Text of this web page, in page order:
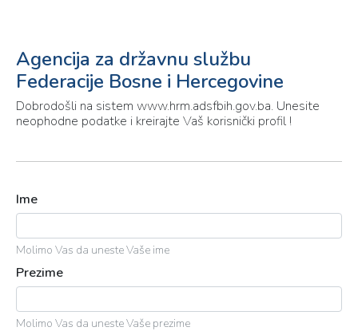
Agencija za državnu službu
Federacije Bosne i Hercegovine
Dobrodošli na sistem www.hrm.adsfbih.gov.ba. Unesite
neophodne podatke i kreirajte Vaš korisnički profil !
Ime
Molimo Vas da uneste Vaše ime
Prezime
Molimo Vas da uneste Vaše prezime